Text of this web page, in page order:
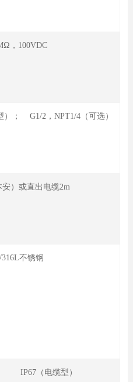
，100VDC
； G1/2，NPT1/4（可选）
）或直出电缆2m
316L不锈钢
IP67（电缆型）